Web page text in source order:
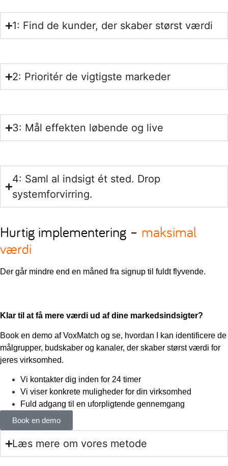
1: Find de kunder, der skaber størst værdi
2: Prioritér de vigtigste markeder
3: Mål effekten løbende og live
4: Saml al indsigt ét sted. Drop
systemforvirring.
Hurtig implementering – maksimal
værdi
Der går mindre end en måned fra signup til fuldt flyvende.
Klar til at få mere værdi ud af dine markedsindsigter?
Book en demo af VoxMatch og se, hvordan I kan identificere de
målgrupper, budskaber og kanaler, der skaber størst værdi for
jeres virksomhed.
Vi kontakter dig inden for 24 timer
Vi viser konkrete muligheder for din virksomhed
Fuld adgang til en uforpligtende gennemgang
Book en demo
Læs mere om vores metode